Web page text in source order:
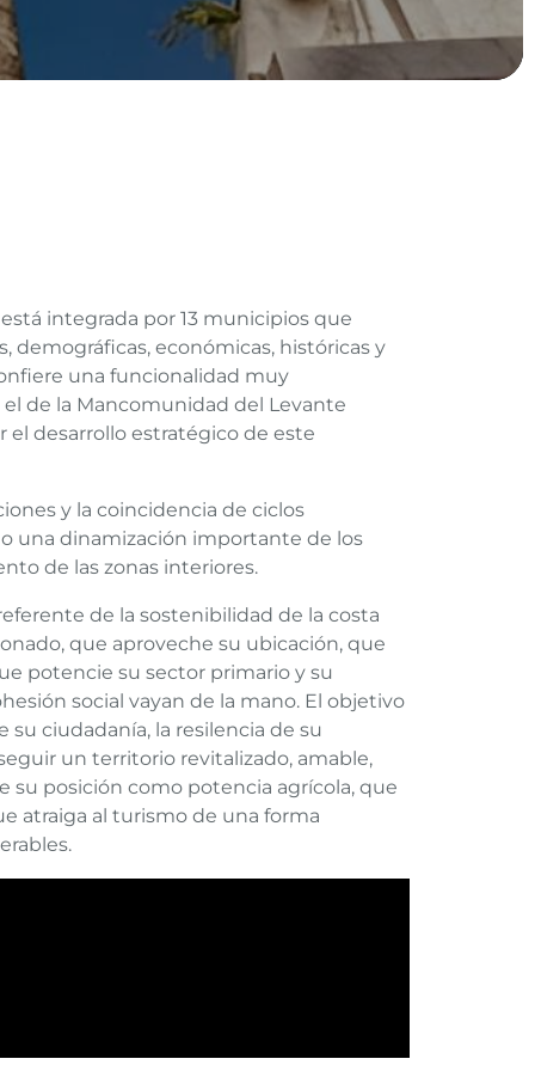
integrada por 13 municipios que
demográficas, económicas, históricas y
una funcionalidad muy
de la Mancomunidad del Levante
el desarrollo estratégico de este
y la coincidencia de ciclos
una dinamización importante de los
de las zonas interiores.
de la sostenibilidad de la costa
que aproveche su ubicación, que
potencie su sector primario y su
social vayan de la mano. El objetivo
ciudadanía, la resilencia de su
un territorio revitalizado, amable,
su posición como potencia agrícola, que
atraiga al turismo de una forma